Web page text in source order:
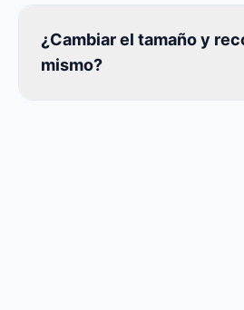
¿Cambiar el tamaño y
mismo?